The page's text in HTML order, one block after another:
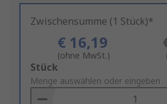
Zwischensumme (1 Stück)*
€ 16,19
(ohne MwSt.)
Add
to
Basket
Stück
Menge auswählen oder eingeben